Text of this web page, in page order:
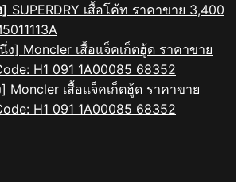
SUPERDRY เสื้อโค้ท ราคาขาย 3,400
Moncler เสื้อแจ็คเก็ตฮู้ด ราคาขาย
H1 091 1A00085 68352